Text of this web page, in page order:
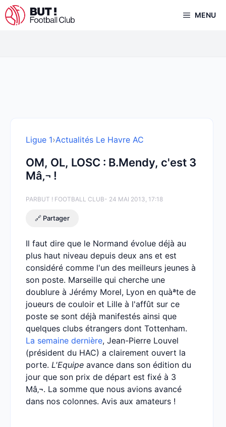
Aller
au
MENU
Ligue 1›Actualités Le Havre AC
OM, OL, LOSC : B.Mendy, c'est 3
Mâ‚¬ !
PARBUT ! FOOTBALL CLUB- 24 MAI 2013, 17:18
🔗 Partager
Il faut dire que le Normand évolue déjà au
plus haut niveau depuis deux ans et est
considéré comme l'un des meilleurs jeunes à
son poste. Marseille qui cherche une
doublure à Jérémy Morel, Lyon en quàªte de
joueurs de couloir et Lille à l'affût sur ce
poste se sont déjà manifestés ainsi que
quelques clubs étrangers dont Tottenham.
La semaine dernière, Jean-Pierre Louvel
(président du HAC) a clairement ouvert la
porte. L'Equipe avance dans son édition du
jour que son prix de départ est fixé à 3
Mâ‚¬. La somme que nous avions avancé
dans nos colonnes. Avis aux amateurs !